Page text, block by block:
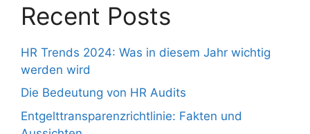
Recent Posts
HR Trends 2024: Was in diesem Jahr wichtig
werden wird
Die Bedeutung von HR Audits
Entgelttransparenzrichtlinie: Fakten und